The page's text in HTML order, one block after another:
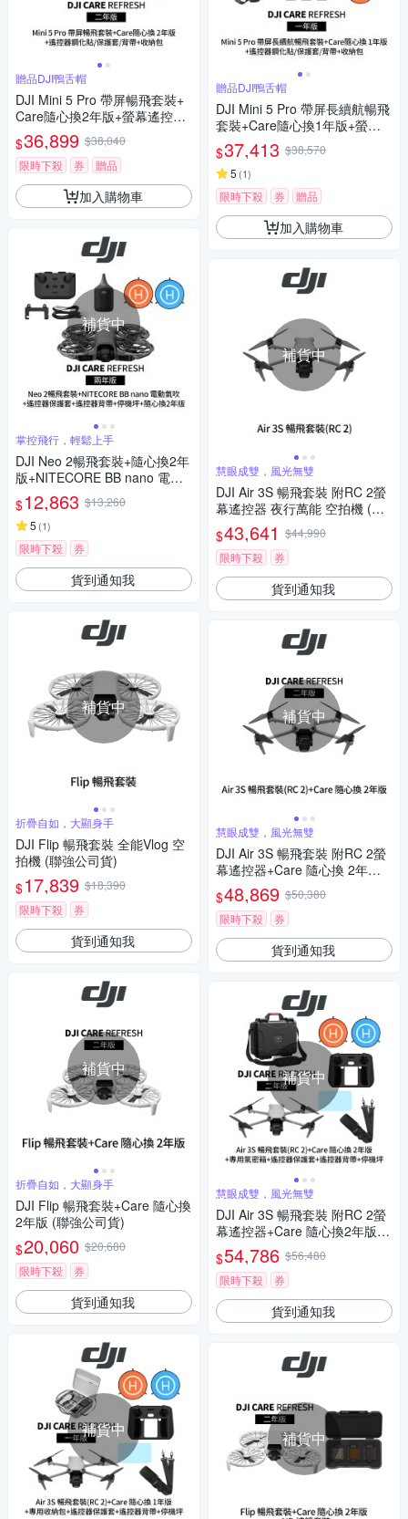
贈品DJI鴨舌帽
DJI Mini 5 Pro 帶屏暢飛套裝+
Care隨心換2年版+螢幕遙控器
鋼化貼+遙控器保護套+遙控器
背帶+12030148收納包 (聯強公
司貨)
$36,899 $38,040
限時下殺
券 贈品
加入購物車
補貨中
掌控飛行，輕鬆上手
DJI Neo 2暢飛套裝+隨心換2年
版+NITECORE BB nano 電動
氣吹+遙控器保護套+SP-550遙
控器背帶+SunLight PK-075 75
cm停機坪 (聯強公司貨)
$12,863 $13,260
5 (1)
限時下殺 券
貨到通知我
補貨中
折疊自如，大顯身手
DJI Flip 暢飛套裝 全能Vlog 空
拍機 (聯強公司貨)
$17,839 $18,390
限時下殺
券
貨到通知我
補貨中
折疊自如，大顯身手
DJI Flip 暢飛套裝+Care 隨心換
2年版 (聯強公司貨)
$20,060 $20,680
限時下殺
券
貨到通知我
補貨中
贈品DJI鴨舌帽
DJI Mini 5 Pro 帶屏長續航暢飛
套裝+Care隨心換1年版+螢幕
遙控器鋼化貼+遙控器保護套
+遙控器背帶+12030148 收納
包 (公司貨)
$37,413 $38,570
5 (1)
限時下殺 券 贈品
加入購物車
補貨中
慧眼成雙，風光無雙
DJI Air 3S 暢飛套裝 附RC 2螢
幕遙控器 夜行萬能 空拍機 (聯
強公司貨)
$43,641 $44,990
限時下殺
券
貨到通知我
補貨中
慧眼成雙，風光無雙
DJI Air 3S 暢飛套裝 附RC 2螢
幕遙控器+Care 隨心換 2年版
(聯強公司貨)
$48,869 $50,380
限時下殺
券
貨到通知我
補貨中
慧眼成雙，風光無雙
DJI Air 3S 暢飛套裝 附RC 2螢
幕遙控器+Care 隨心換2年版+1
154931專用氣密箱+遙控器保
護套+遙控器鋼化貼+SP-850遙
控器背帶+110cm停機坪 (聯強
公司貨)
$54,786 $56,480
限時下殺
券
貨到通知我
補貨中